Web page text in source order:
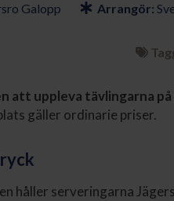
Galopp Arrangör:
att uppleva tävlingarna
gäller ordinarie priser.
håller serveringarna